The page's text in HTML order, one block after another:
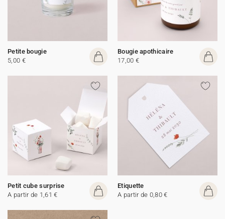
Petite bougie
5,00 €
Bougie apothicaire
17,00 €
Petit cube surprise
A partir de 1,61 €
Etiquette
A partir de 0,80 €